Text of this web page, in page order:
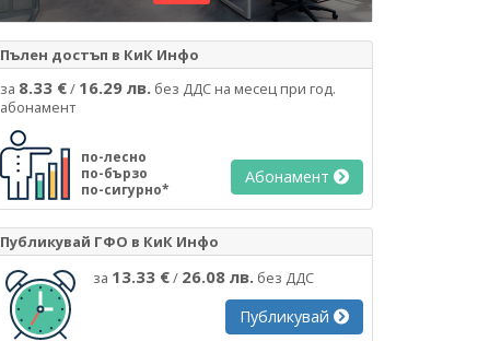
Пълен достъп в КиК Инфо
за 8.33 €/ 16.29 лв. без ДДС на месец при год.
абонамент
по-лесно
по-бързо
по-сигурно*
Абонамент
Публикувай ГФО в КиК Инфо
за 13.33 €/ 26.08 лв. без ДДС
Публикувай